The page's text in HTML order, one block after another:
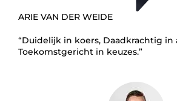
ARIE VAN DER WEIDE
“Duidelijk in koers, Daadkrachtig in
Toekomstgericht in keuzes.”